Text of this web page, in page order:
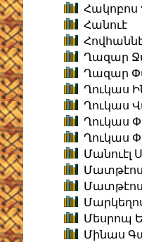
Հակոբոս
Հանուէ
Ղազար
Ղազար
Ղուկաս
Ղուկաս
Ղուկաս
Ղուկաս
Մանուէլ
Մեսրոպ
Մինաս